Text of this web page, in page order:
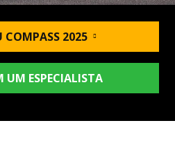
COMPASS 2025
UM ESPECIALISTA